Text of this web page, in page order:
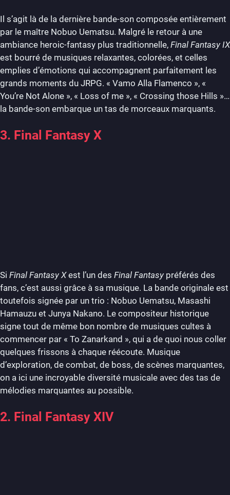
Il s’agit là de la dernière bande-son composée entièrement
par le maître Nobuo Uematsu. Malgré le retour à une
ambiance heroic-fantasy plus traditionnelle, Final Fantasy IX
est bourré de musiques relaxantes, colorées, et celles
emplies d’émotions qui accompagnent parfaitement les
grands moments du JRPG. « Vamo Alla Flamenco », «
You’re Not Alone », « Loss of me », « Crossing those Hills »…
la bande-son embarque un tas de morceaux marquants.
3. Final Fantasy X
Si Final Fantasy Xest l’un des Final Fantasy préférés des
fans, c’est aussi grâce à sa musique. La bande originale est
toutefois signée par un trio : Nobuo Uematsu, Masashi
Hamauzu et Junya Nakano. Le compositeur historique
signe tout de même bon nombre de musiques cultes à
commencer par « To Zanarkand », qui a de quoi nous coller
quelques frissons à chaque réécoute. Musique
d’exploration, de combat, de boss, de scènes marquantes,
on a ici une incroyable diversité musicale avec des tas de
mélodies marquantes au possible.
2. Final Fantasy XIV